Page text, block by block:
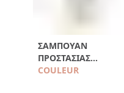
ΣΑΜΠΟΥΆΝ
ΠΡΟΣΤΑΣΊΑΣ
ΧΡΏΜΑΤΟΣ
COULEUR